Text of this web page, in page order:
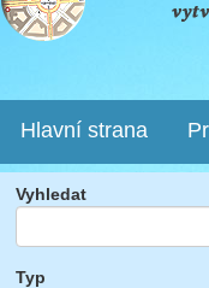
Hlavní strana
Vyhledat
Typ